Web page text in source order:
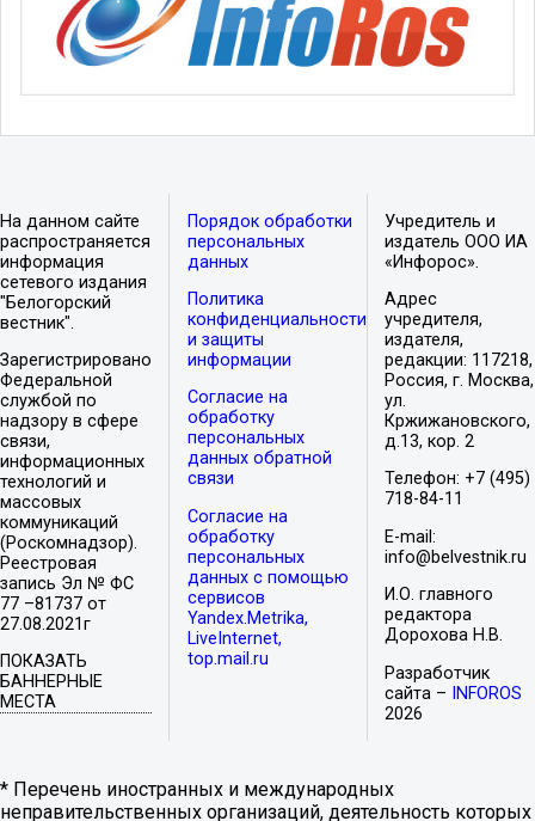
На данном сайте
распространяется
информация
сетевого издания
"Белогорский
вестник".
Зарегистрировано
Федеральной
службой по
надзору в сфере
связи,
информационных
технологий и
массовых
коммуникаций
(Роскомнадзор).
Реестровая
запись Эл № ФС
77 –81737 от
27.08.2021г
ПОКАЗАТЬ
БАННЕРНЫЕ
МЕСТА
Порядок обработки
персональных
данных
Политика
конфиденциальности
и защиты
информации
Согласие на
обработку
персональных
данных обратной
связи
Согласие на
обработку
персональных
данных с помощью
сервисов
Yandex.Metrika,
LiveInternet,
top.mail.ru
Учредитель и
издатель ООО ИА
«Инфорос».
Адрес
учредителя,
издателя,
редакции: 117218,
Россия, г. Москва,
ул.
Кржижановского,
д.13, кор. 2
Телефон: +7 (495)
718-84-11
E-mail:
info@belvestnik.ru
И.О. главного
редактора
Дорохова Н.В.
Разработчик
сайта –
INFOROS
2026
* Перечень иностранных и международных
неправительственных организаций, деятельность которых